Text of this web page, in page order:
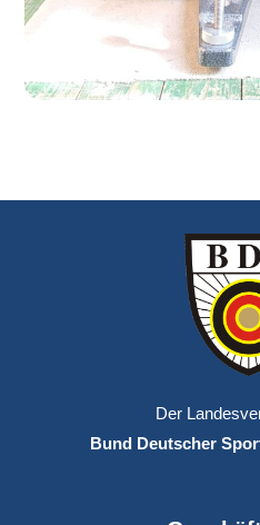
Der
Bund Deutscher